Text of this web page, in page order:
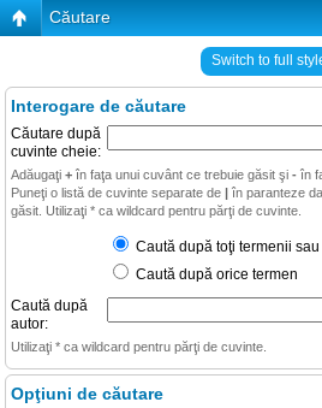
Căutare
Switch to full
Interogare de căutare
Căutare după
cuvinte cheie:
Adăugaţi + în faţa unui cuvânt ce trebuie găsit şi - în
Puneţi o listă de cuvinte separate de | în paranteze
găsit. Utilizaţi * ca wildcard pentru părţi de cuvinte.
Caută după toţi termenii
Caută după orice termen
Caută după
autor:
Utilizaţi * ca wildcard pentru părţi de cuvinte.
Opţiuni de căutare